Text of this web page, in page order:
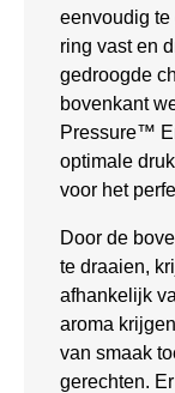
eenvoudig
ring vast en
gedroogde
bovenkant
Pressure™
optimale
voor het
Door de
te draaien,
afhankelijk
aroma
van smaak
gerechten.